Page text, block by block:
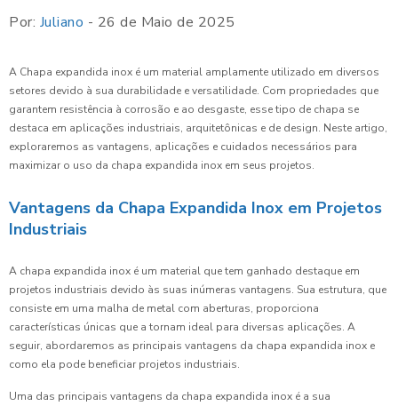
Por: Juliano - 26 de Maio de 2025
A Chapa expandida inox é um material amplamente utilizado em diversos
setores devido à sua durabilidade e versatilidade. Com propriedades que
garantem resistência à corrosão e ao desgaste, esse tipo de chapa se
destaca em aplicações industriais, arquitetônicas e de design. Neste artigo,
exploraremos as vantagens, aplicações e cuidados necessários para
maximizar o uso da chapa expandida inox em seus projetos.
Vantagens da Chapa Expandida Inox em Projetos
Industriais
A chapa expandida inox é um material que tem ganhado destaque em
projetos industriais devido às suas inúmeras vantagens. Sua estrutura, que
consiste em uma malha de metal com aberturas, proporciona
características únicas que a tornam ideal para diversas aplicações. A
seguir, abordaremos as principais vantagens da chapa expandida inox e
como ela pode beneficiar projetos industriais.
Uma das principais vantagens da chapa expandida inox é a sua